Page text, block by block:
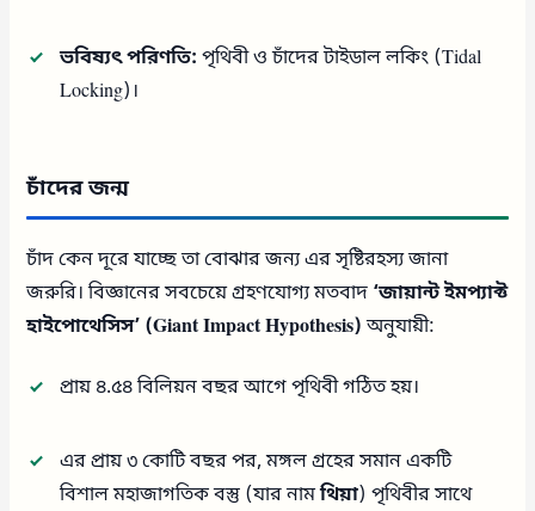
ভবিষ্যৎ পরিণতি: পৃথিবী ও চাঁদের টাইডাল লকিং (Tidal
Locking)।
চাঁদের জন্ম
চাঁদ কেন দূরে যাচ্ছে তা বোঝার জন্য এর সৃষ্টিরহস্য জানা
জরুরি। বিজ্ঞানের সবচেয়ে গ্রহণযোগ্য মতবাদ ‘জায়ান্ট ইমপ্যাক্ট
হাইপোথেসিস’ (Giant Impact Hypothesis)অনুযায়ী:
প্রায় ৪.৫৪ বিলিয়ন বছর আগে পৃথিবী গঠিত হয়।
এর প্রায় ৩ কোটি বছর পর, মঙ্গল গ্রহের সমান একটি
বিশাল মহাজাগতিক বস্তু (যার নামথিয়া) পৃথিবীর সাথে